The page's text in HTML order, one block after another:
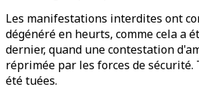
Les manifestations interdites ont
dégénéré en heurts, comme cela a
dernier, quand une contestation
réprimée par les forces de
été tuées.